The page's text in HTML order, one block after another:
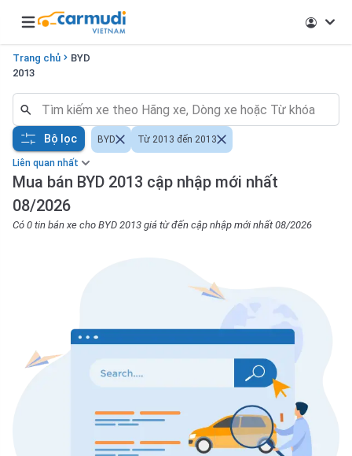
Open main menu
Trang chủ
BYD
2013
Liên quan nhất
Mua bán BYD 2013 cập nhập mới nhất
08/2026
Có 0 tin bán xe cho BYD 2013 giá từ đến cập nhập mới nhất 08/2026
Bộ lọc BYD Từ 2013 đến 2013